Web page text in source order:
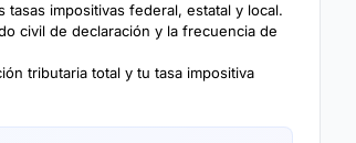
tasas impositivas federal, estatal y local.
civil de declaración y la frecuencia de
tributaria total y tu tasa impositiva